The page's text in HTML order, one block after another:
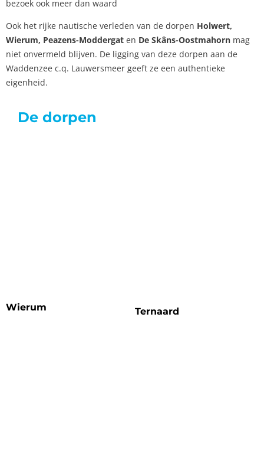
bezoek ook meer dan waard
Ook het rijke nautische verleden van de dorpen Holwert,
Wierum, Peazens-Moddergat en De Skâns-Oostmahorn mag
niet onvermeld blijven. De ligging van deze dorpen aan de
Waddenzee c.q. Lauwersmeer geeft ze een authentieke
eigenheid.
De dorpen
Wierum Ternaard